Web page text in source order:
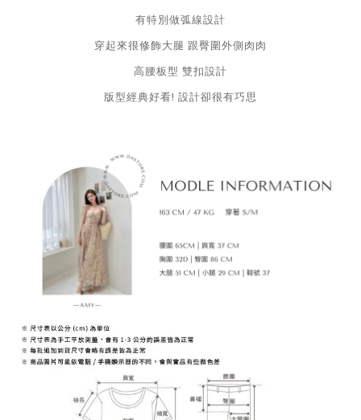
有特別做弧線設計
穿起來很修飾大腿 跟臀圍外側肉肉
高腰板型 雙扣設計
版型經典好看! 設計卻很有巧思